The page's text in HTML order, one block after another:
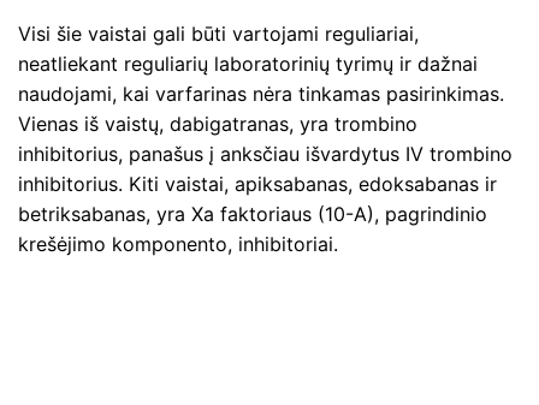
Visi šie vaistai gali būti vartojami reguliariai,
neatliekant reguliarių laboratorinių tyrimų ir dažnai
naudojami, kai varfarinas nėra tinkamas pasirinkimas.
Vienas iš vaistų, dabigatranas, yra trombino
inhibitorius, panašus į anksčiau išvardytus IV trombino
inhibitorius. Kiti vaistai, apiksabanas, edoksabanas ir
betriksabanas, yra Xa faktoriaus (10-A), pagrindinio
krešėjimo komponento, inhibitoriai.